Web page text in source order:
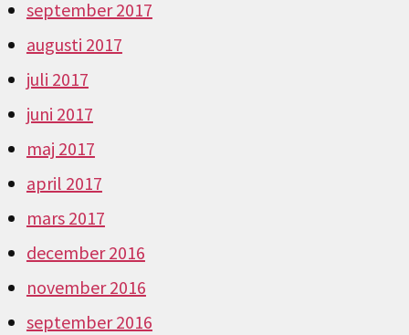
september 2017
augusti 2017
juli 2017
juni 2017
maj 2017
april 2017
mars 2017
december 2016
november 2016
september 2016